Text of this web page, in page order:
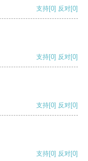
支持[0] 反对[0]
支持[0] 反对[0]
支持[0] 反对[0]
支持[0] 反对[0]